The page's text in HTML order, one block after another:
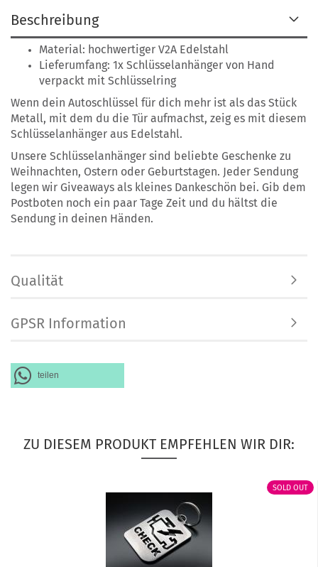
Beschreibung
Material: hochwertiger V2A Edelstahl
Lieferumfang: 1x Schlüsselanhänger von Hand
verpackt mit Schlüsselring
Wenn dein Autoschlüssel für dich mehr ist als das Stück
Metall, mit dem du die Tür aufmachst, zeig es mit diesem
Schlüsselanhänger aus Edelstahl.
Unsere Schlüsselanhänger sind beliebte Geschenke zu
Weihnachten, Ostern oder Geburtstagen. Jeder Sendung
legen wir Giveaways als kleines Dankeschön bei. Gib dem
Postboten noch ein paar Tage Zeit und du hältst die
Sendung in deinen Händen.
Qualität
GPSR Information
teilen
ZU DIESEM PRODUKT EMPFEHLEN WIR DIR:
SOLD OUT